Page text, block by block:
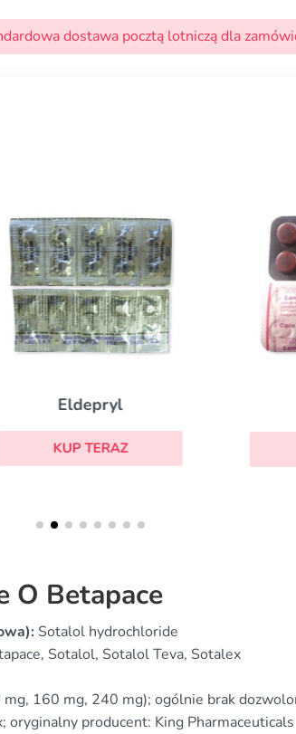
dostawa pocztą lotniczą dla
Eldepryl
KUP TERAZ
O Betapace
Sotalol hydrochloride
Sotalol, Sotalol Teva, Sotalex
160 mg, 240 mg); ogólnie brak
oryginalny producent: King Pharmaceuticals